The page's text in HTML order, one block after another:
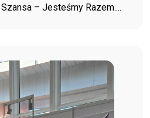
– Jesteśmy Razem....